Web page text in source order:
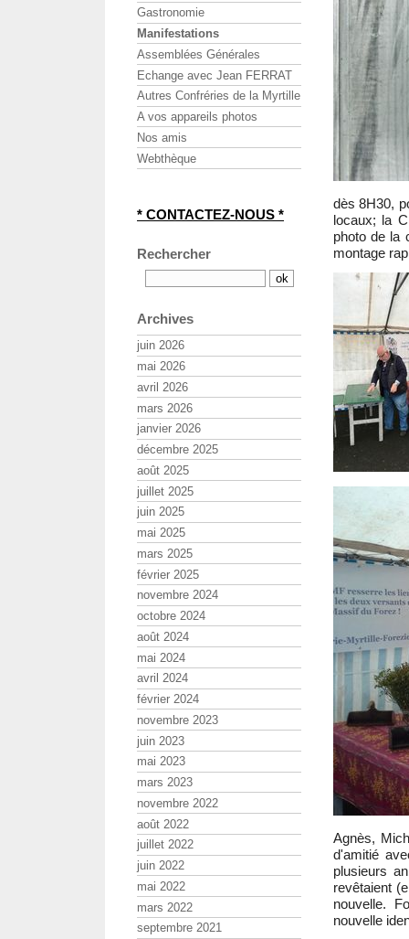
dès 8H30,
locaux; la
photo de la
montage
Agnès,
d'amitié
plusieurs
revêtaient
nouvelle.
nouvelle
Gastronomie
Manifestations
Assemblées Générales
Echange avec Jean FERRAT
Autres Confréries de la Myrtille
A vos appareils photos
Nos amis
Webthèque
* CONTACTEZ-NOUS *
Rechercher
Archives
juin 2026
mai 2026
avril 2026
mars 2026
janvier 2026
décembre 2025
août 2025
juillet 2025
juin 2025
mai 2025
mars 2025
février 2025
novembre 2024
octobre 2024
août 2024
mai 2024
avril 2024
février 2024
novembre 2023
juin 2023
mai 2023
mars 2023
novembre 2022
août 2022
juillet 2022
juin 2022
mai 2022
mars 2022
septembre 2021